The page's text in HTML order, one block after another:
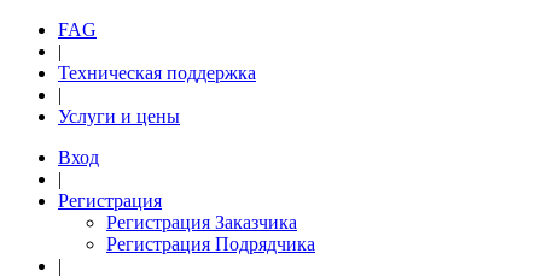
FAG
|
Техническая поддержка
|
Услуги и цены
Вход
|
Регистрация
Регистрация Заказчика
Регистрация Подрядчика
|